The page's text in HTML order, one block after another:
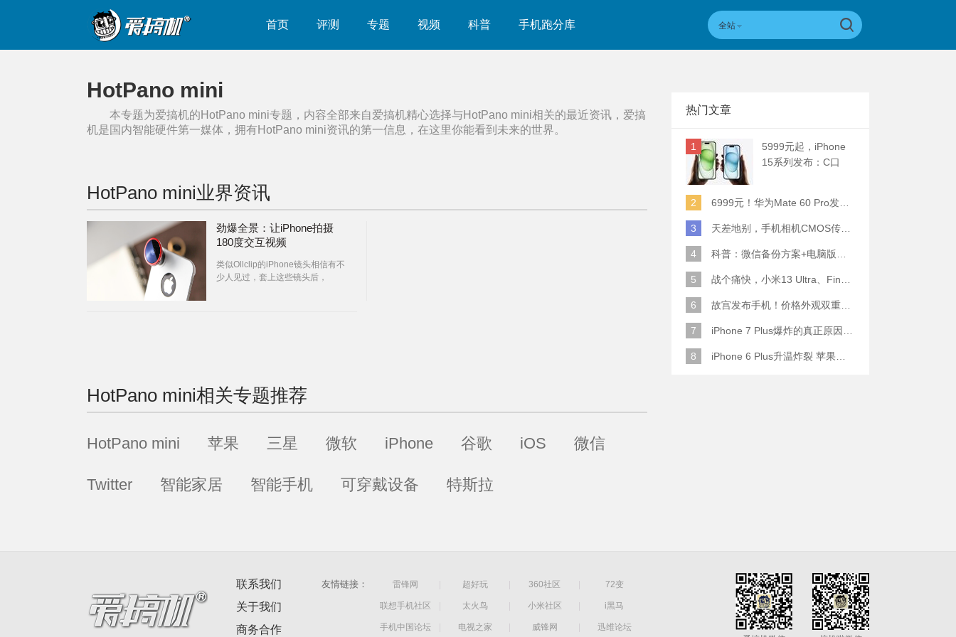
首页 评测 专题 视频 科普 手机跑分库 全站
HotPano mini
本专题为爱搞机的 HotPano mini专题，内容全部来自爱搞机精心选择与 HotPano mini相关的最近资讯，爱搞
机是国内智能硬件第一媒体，拥有HotPano mini资讯的第一信息，在这里你能看到未来的世界。
HotPano mini业界资讯
劲爆全景：让iPhone拍摄
180度交互视频
类似Ollclip的iPhone镜头相信有不
少人见过，套上这些镜头后，
HotPano mini相关专题推荐
HotPano mini 苹果 三星 微软 iPhone 谷歌 iOS 微信
Twitter 智能家居 智能手机 可穿戴设备 特斯拉
热门文章
1
5999元起，iPhone
15系列发布：C口
2
6999元！华为Mate 60 Pro发布：麒麟9000S+卫星通话 (附初步跑分)
3 天差地别，手机相机CMOS传感器实际面积对比
4 科普：微信备份方案+电脑版丢失数据恢复指南
5 战个痛快，小米13 Ultra、Find X6 Pro、vivo X90 Pro+、小米12SU拍照横评
6 故宫发布手机！价格外观双重逆天！
7 iPhone 7 Plus爆炸的真正原因原来是这样
8 iPhone 6 Plus升温炸裂 苹果赔了一部全新的
联系我们
关于我们
商务合作
友情链接： 雷锋网 超好玩 360社区 72变
联想手机社区 太火鸟 小米社区 i黑马
手机中国论坛 电视之家 威锋网
迅维论坛